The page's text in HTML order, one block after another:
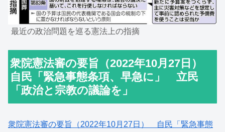
最近の政治問題を巡る憲法上の指摘
衆院憲法審の要旨（2022年10月27日）
自民「緊急事態条項、早急に」 立民
「政治と宗教の議論を」
衆院憲法審の要旨（2022年10月27日） 自民「緊急事態